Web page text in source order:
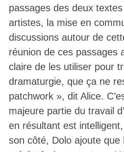
passages des deux
artistes, la mise en
discussions autour de
réunion de ces passages
claire de les utiliser pour
dramaturgie, que ça ne
patchwork », dit Alice.
majeure partie du travail
en résultant est
son côté, Dolo ajoute que